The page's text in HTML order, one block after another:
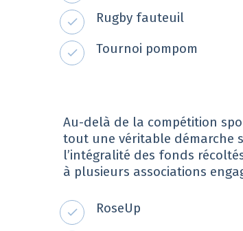
Rugby fauteuil
Tournoi pompom
Au-delà de la compétition
tout une véritable démarche
l’intégralité des fonds
à plusieurs associations
RoseUp